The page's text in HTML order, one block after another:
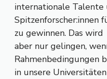
internationale Talente
Spitzenforscher:innen
zu gewinnen. Das wird
aber nur gelingen,
Rahmenbedingungen
in unsere